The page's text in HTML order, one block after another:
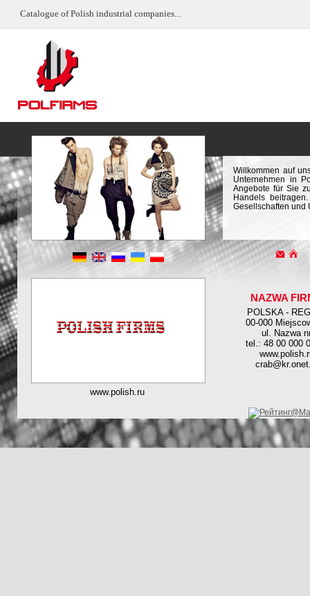
Catalogue of Polish industrial companies...
Willkommen auf
Unternehmen in
Angebote für Sie
Handels
Gesellschaften und
NAZWA
POLSKA -
00-000
ul. Nazwa
tel.: 48 00 000
www.polish.ru